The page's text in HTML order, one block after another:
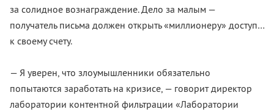
за солидное вознаграждение. Дело за малым —
получатель письма должен открыть «миллионеру» доступ…
к своему счету.
— Я уверен, что злоумышленники обязательно
попытаются заработать на кризисе, — говорит директор
лаборатории контентной фильтрации «Лаборатории